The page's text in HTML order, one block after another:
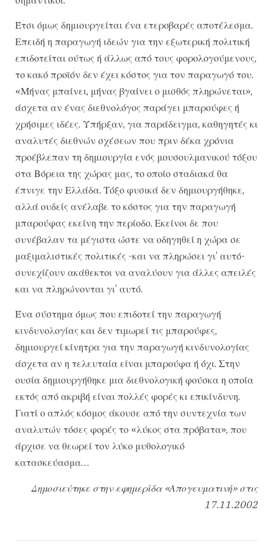
Έτσι όμως δημιουργείται ένα ετεροβαρές αποτέλεσμα.
Επειδή η παραγωγή ιδεών για την εξωτερική πολιτική
επιδοτείται ούτως ή άλλως από τους φορολογούμενους,
το κακό προϊόν δεν έχει κόστος για τον παραγωγό του.
«Μήνας μπαίνει, μήνας βγαίνει ο μισθός πληρώνεται»,
άσχετα αν ένας διεθνολόγος παράγει μπαρούφες ή
χρήσιμες ιδέες. Υπήρξαν, για παράδειγμα, καθηγητές κι
αναλυτές διεθνών σχέσεων που πριν δέκα χρόνια
προέβλεπαν τη δημιουργία ενός μουσουλμανικού τόξου
στα Βόρεια της χώρας μας, το οποίο σταδιακά θα
έπνιγε την Ελλάδα. Τόξο φυσικά δεν δημιουργήθηκε,
αλλά ουδείς ανέλαβε το κόστος για την παραγωγή
μπαρούφας εκείνη την περίοδο. Εκείνοι δε που
συνέβαλαν τα μέγιστα ώστε να οδηγηθεί η χώρα σε
μαξιμαλιστικές πολιτικές -και να πληρώσει γι’ αυτό-
συνεχίζουν ακάθεκτοι να αναλύουν για άλλες απειλές
και να πληρώνονται γι’ αυτό.
Ένα σύστημα όμως που επιδοτεί την παραγωγή
κινδυνολογίας και δεν τιμωρεί τις μπαρούφες,
δημιουργεί κίνητρα για την παραγωγή κινδυνολογίας
άσχετα αν η τελευταία είναι μπαρούφα ή όχι. Στην
ουσία δημιουργήθηκε μια διεθνολογική φούσκα η οποία
εκτός από ακριβή είναι πολλές φορές κι επικίνδυνη.
Γιατί ο απλός κόσμος άκουσε από την συντεχνία των
αναλυτών τόσες φορές το «λύκος στα πρόβατα», που
άρχισε να θεωρεί τον λύκο μυθολογικό
κατασκεύασμα…
Δημοσιεύτηκε στην εφημερίδα «Απογευματινή» στις
17.11.2002